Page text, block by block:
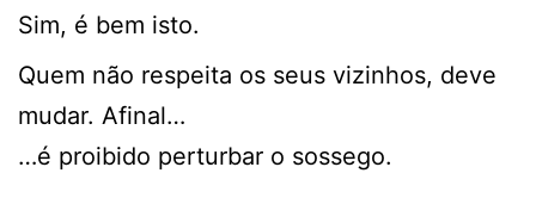
Sim, é bem isto.
Quem não respeita os seus vizinhos, deve
mudar. Afinal…
…é proibido perturbar o sossego.